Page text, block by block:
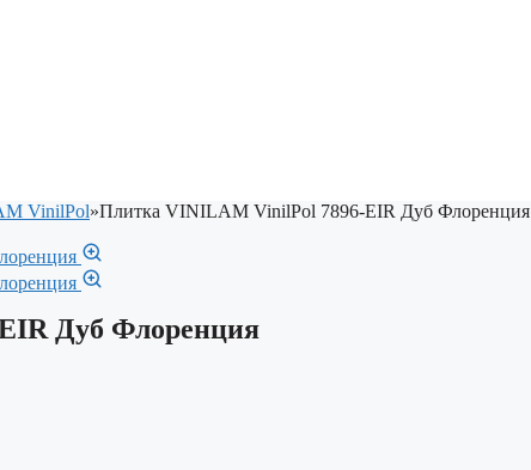
VinilPol»Плитка VINILAM VinilPol 7896-EIR Дуб Флоренция
Дуб Флоренция